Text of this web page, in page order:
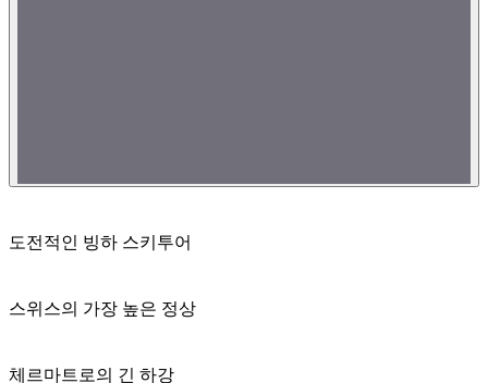
도전적인 빙하 스키투어
스위스의 가장 높은 정상
체르마트로의 긴 하강